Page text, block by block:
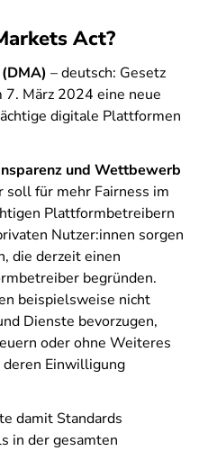
Act?
– deutsch: Gesetz
März 2024 eine neue
digitale Plattformen
und Wettbewerb
soll für mehr Fairness im
Plattformbetreibern
Nutzer:innen sorgen
die derzeit einen
begründen.
beispielsweise nicht
Dienste bevorzugen,
oder ohne Weiteres
Einwilligung
damit Standards
in der gesamten